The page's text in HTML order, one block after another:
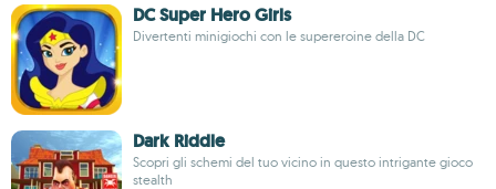
DC Super Hero Girls
Divertenti minigiochi con le supereroine della DC
Dark Riddle
Scopri gli schemi del tuo vicino in questo intrigante gioco
stealth